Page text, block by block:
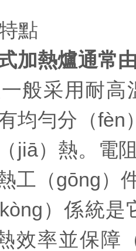
點
加熱爐通常
般采用耐
均勻分（
jiā）熱。電
工（gōng）
）係統是它
效率並保